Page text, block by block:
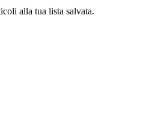
alla tua lista salvata.